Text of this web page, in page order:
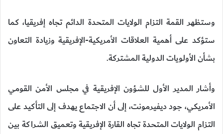
وستظهر القمة التزام الولايات المتحدة الدائم تجاه إفريقيا، كما
ستؤكد على أهمية العلاقات الأمريكية-الإفريقية وزيادة التعاون
بشأن الأولويات الدولية المشتركة.
وأشار المدير الأول للشؤون الإفريقية في مجلس الأمن القومي
الأمريكي، جود ديفيرمونت، إلى أن الاجتماع يهدف إلى التأكيد على
التزام الولايات المتحدة تجاه القارة الإفريقية وتعميق الشراكة بين